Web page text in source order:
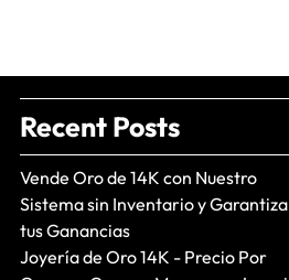
Recent Posts
Vende Oro de 14K con Nuestro
Sistema sin Inventario y Garantiza
tus Ganancias
Joyería de Oro 14K - Precio Por